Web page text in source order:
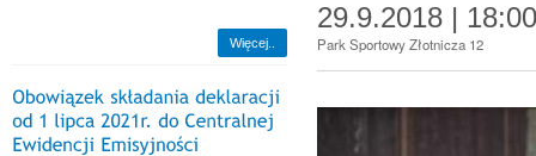
Więcej..
29.9.2018 | 18:00
Park Sportowy Złotnicza 12